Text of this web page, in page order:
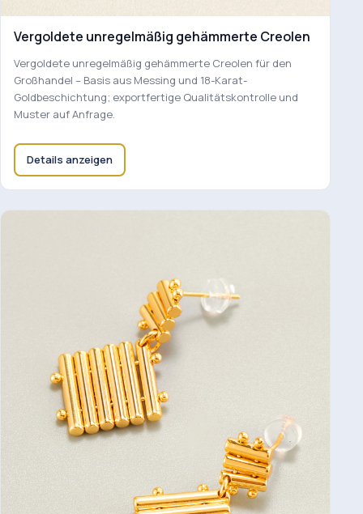
Vergoldete unregelmäßig gehämmerte Creolen
Vergoldete unregelmäßig gehämmerte Creolen für den
Großhandel – Basis aus Messing und 18-Karat-
Goldbeschichtung; exportfertige Qualitätskontrolle und
Muster auf Anfrage.
Details anzeigen